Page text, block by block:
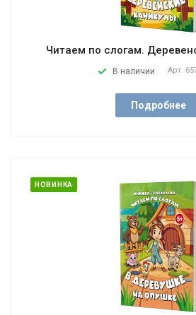
Читаем по слогам.
В наличии Арт.
Подробнее
НОВИНКА